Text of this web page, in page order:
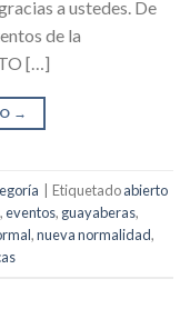
a ustedes. De
de la
[…]
→
Etiquetadoabierto
,eventos, guayaberas,
,nueva normalidad,